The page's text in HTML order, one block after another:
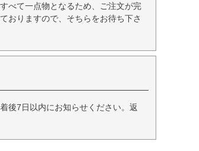
べて一点物となるため、ご注文が完
おりますので、そちらをお待ち下さ
後7日以内にお知らせください。返